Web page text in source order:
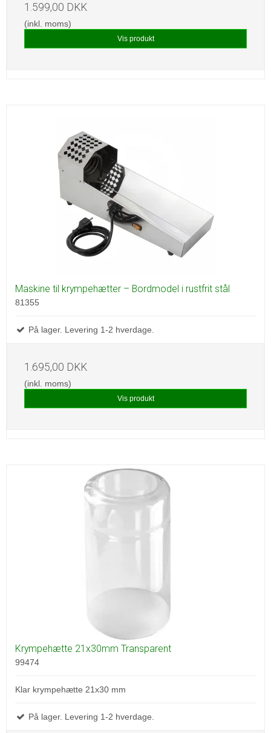
1.599,00 DKK
(inkl. moms)
Vis produkt
Maskine til krympehætter – Bordmodel i rustfrit stål
81355
På lager. Levering 1-2 hverdage.
1.695,00 DKK
(inkl. moms)
Vis produkt
Krympehætte 21x30mm Transparent
99474
Klar krympehætte 21x30 mm
På lager. Levering 1-2 hverdage.